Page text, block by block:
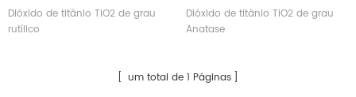
Dióxido de titânio TiO2 de grau
rutílico
Dióxido de titânio TiO2 de grau
Anatase
um total de 1 Páginas